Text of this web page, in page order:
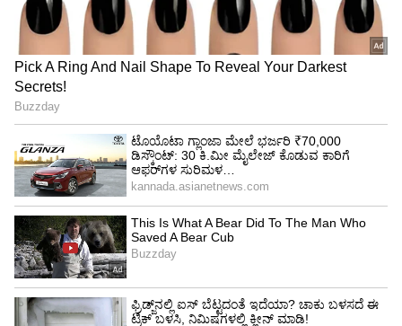
ಕೆ.ಎಸ್. ಈಶ್ವರಪ್ಪಗೆ ಜೂನ್ 30 ನಿರ್ಣಯಕ ದಿನ:
ಸಂತೋಷ್‌ ಆತ್ಮಹತ್ಯೆ ಬಿ ರಿಪೋರ್ಟ್‌ ರದ್ದಾಗುವ ಭೀತಿ
ಪ್ರಾಸ್ತಾವಿಕವಾಗಿ ಮಾತನಾಡಿದ ಕೆ.ಈ. ಕಾಂತೇಶ್‌,
ಮಾರಿಕಾಂಬಾ ಮೈಕ್ರೋ ಫೈನಾನ್ಸ್‌ ಕೇವಲ ವ್ಯಾವಹಾರಿಕ
ಸಂಸ್ಥೆಯಲ್ಲ. ಸಂಸ್ಥೆಯ ಲಾಭದ ಅರ್ಧದಷ್ಟುಮಹಿಳೆಯರ ಮತ್ತ
ಸದಸ್ಯರ ಮಕ್ಕಳಿಗಾಗಿ ವಿನಿಯೋಗಿಸುತ್ತಿದ್ದೇವೆ. ಸುಮಾರು 70
ಕೋಟಿಯಷ್ಟುಸಾಲವನ್ನು 1200 ಮಹಿಳಾ ಸಂಘಗಳಿಗೆ
ವಿತರಿಸಿದ್ದೇವೆ. 500ಕ್ಕೂ ಹೆಚ್ಚು ಅಂಕ ಪಡೆದ ಎಸ್ಸೆಸ್ಸೆಲ್ಸಿ ಮತ್ತು
ಪಿಯುಸಿಯ 103 ವಿದ್ಯಾರ್ಥಿಗಳಿಗೆ ಈ ಬಾರಿ ಸ್ಕಾಲರ್‌ಶಿಪ್‌
ನೀಡಿದ್ದೇವೆ. ಕಳೆದ ಬಾರಿ ಸುಮಾರು 9ಸಾವಿರ ಹೆಣ್ಣುಮಕ್ಕಳಿಗೆ